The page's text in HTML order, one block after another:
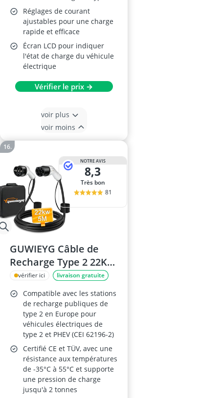
Réglages de courant
ajustables pour une charge
rapide et efficace
Écran LCD pour indiquer
l'état de charge du véhicule
électrique
Vérifier le prix →
voir plus
voir moins
NOTRE AVIS
8,3
Très bon
81
GUWIEYG Câble de
Recharge Type 2 22KW
32A 5M
vérifier ici livraison gratuite
Compatible avec les stations
de recharge publiques de
type 2 en Europe pour
véhicules électriques de
type 2 et PHEV (CEI 62196-2)
Certifié CE et TÜV, avec une
résistance aux températures
de -35°C à 55°C et supporte
une pression de charge
jusqu'à 2 tonnes